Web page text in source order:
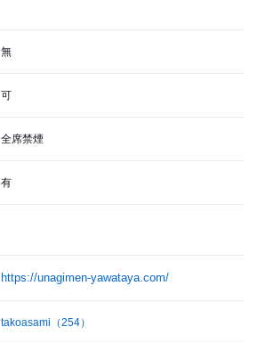
無
可
全席禁煙
有
https://unagimen-yawataya.com/
takoasami （254）